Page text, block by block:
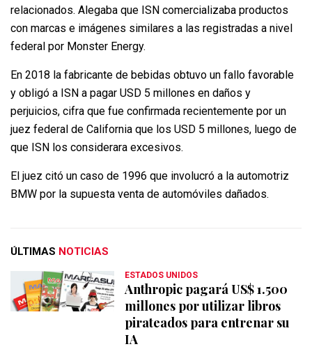
relacionados. Alegaba que ISN comercializaba productos
con marcas e imágenes similares a las registradas a nivel
federal por Monster Energy.
En 2018 la fabricante de bebidas obtuvo un fallo favorable
y obligó a ISN a pagar USD 5 millones en daños y
perjuicios, cifra que fue confirmada recientemente por un
juez federal de California que los USD 5 millones, luego de
que ISN los considerara excesivos.
El juez citó un caso de 1996 que involucró a la automotriz
BMW por la supuesta venta de automóviles dañados.
ÚLTIMAS NOTICIAS
ESTADOS UNIDOS
Anthropic pagará US$ 1.500
millones por utilizar libros
pirateados para entrenar su
IA